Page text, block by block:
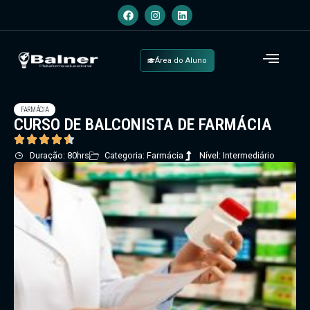
Área do Aluno
FARMÁCIA
CURSO DE BALCONISTA DE FARMÁCIA
Duração: 80hrs Categoria: Farmácia Nível: Intermediário